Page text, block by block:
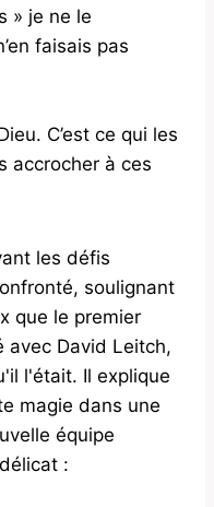
» je ne le
faisais pas
C’est ce qui les
accrocher à ces
les défis
soulignant
que le premier
avec David Leitch,
l'était. Il explique
magie dans une
équipe
: